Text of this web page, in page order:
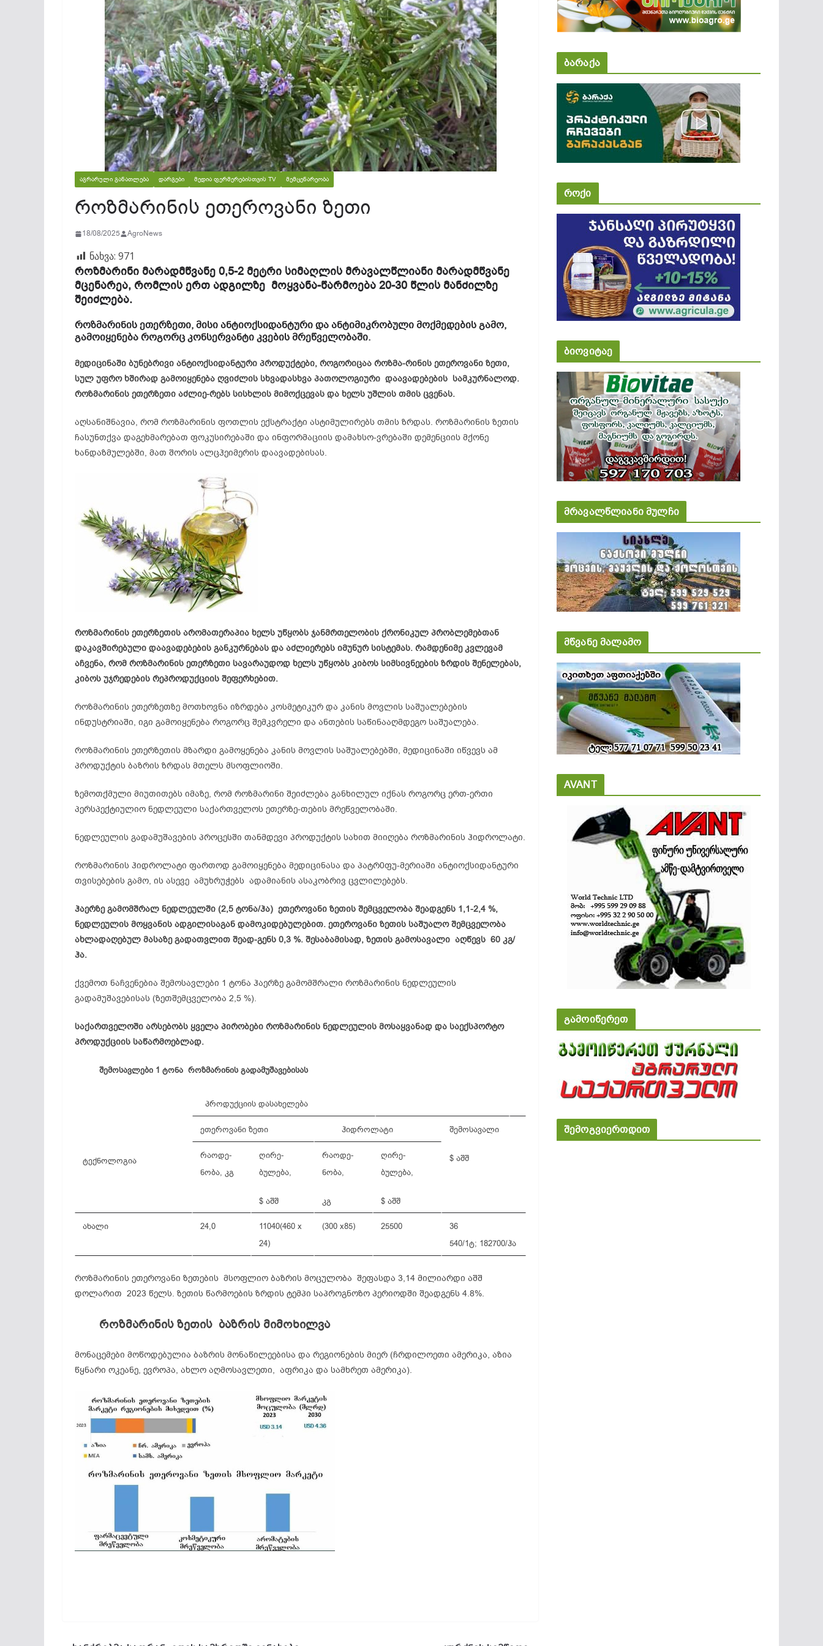
ᲐᲒᲠᲐᲠᲣᲚᲘ ᲒᲐᲜᲐᲗᲚᲔᲑᲐ ᲓᲐᲠᲒᲔᲑᲘ ᲛᲔᲓᲘᲐ ᲤᲔᲠᲛᲔᲠᲔᲑᲘᲡᲗᲕᲘᲡ TV ᲛᲔᲛᲪᲔᲜᲐᲠᲔᲝᲑᲐ
როზმარინის ეთეროვანი ზეთი
18/08/2025 AgroNews
ნახვა: 971
როზმარინი მარადმწვანე 0,5-2 მეტრი სიმაღლის მრავალწლიანი მარადმწვანე
მცენარეა, რომლის ერთ ადგილზე მოყვანა-წარმოება 20-30 წლის მანძილზე
შეიძლება.
როზმარინის ეთერზეთი, მისი ანტიოქსიდანტური და ანტიმიკრობული მოქმედების გამო,
გამოიყენება როგორც კონსერვანტი კვების მრეწველობაში.
მედიცინაში ბუნებრივი ანტიოქსიდანტური პროდუქტები, როგორიცაა როზმა-რინის ეთეროვანი ზეთი,
სულ უფრო ხშირად გამოიყენება ღვიძლის სხვადასხვა პათოლოგიური დაავადებების სამკურნალოდ.
როზმარინის ეთერზეთი აძლიე-რებს სისხლის მიმოქცევას და ხელს უშლის თმის ცვენას.
აღსანიშნავია, რომ როზმარინის ფოთლის ექსტრაქტი ასტიმულირებს თმის ზრდას. როზმარინის ზეთის
ჩასუნთქვა დაგეხმარებათ ფოკუსირებაში და ინფორმაციის დამახსო-ვრებაში დემენციის მქონე
ხანდაზმულებში, მათ შორის ალცჰეიმერის დაავადებისას.
როზმარინის ეთერზეთის არომათერაპია ხელს უწყობს ჯანმრთელობის ქრონიკულ პრობლემებთან
დაკავშირებული დაავადებების განკურნებას და აძლიერებს იმუნურ სისტემას. რამდენიმე კვლევამ
აჩვენა, რომ როზმარინის ეთერზეთი სავარაუდოდ ხელს უწყობს კიბოს სიმსივნეების ზრდის შენელებას,
კიბოს უჯრედების რეპროდუქციის შეფერხებით.
როზმარინის ეთერზეთზე მოთხოვნა იზრდება კოსმეტიკურ და კანის მოვლის საშუალებების
ინდუსტრიაში, იგი გამოიყენება როგორც შემკვრელი და ანთების საწინააღმდეგო საშუალება.
როზმარინის ეთერზეთის მზარდი გამოყენება კანის მოვლის საშუალებებში, მედიცინაში იწვევს ამ
პროდუქტის ბაზრის ზრდას მთელს მსოფლიოში.
ზემოთქმული მიუთითებს იმაზე, რომ როზმარინი შეიძლება განხილულ იქნას როგორც ერთ-ერთი
პერსპექტიულიო ნედლეული საქართველოს ეთერზე-თების მრეწველობაში.
ნედლეულის გადამუშავების პროცესში თანმდევი პროდუქტის სახით მიიღება როზმარინის ჰიდროლატი.
როზმარინის ჰიდროლატი ფართოდ გამოიყენება მედიცინასა და პატრ0ფუ-მერიაში ანტიოქსიდანტური
თვისებების გამო, ის ასევე ამუხრუჭებს ადამიანის ასაკობრივ ცვლილებებს.
ჰაერზე გამომშრალ ნედლეულში (2,5 ტონა/ჰა) ეთეროვანი ზეთის შემცველობა შეადგენს 1,1-2,4 %,
ნედლეულის მოყვანის ადგილისაგან დამოკიდებულებით. ეთეროვანი ზეთის საშუალო შემცველობა
ახლადაღებულ მასაზე გადათვლით შეად-გენს 0,3 %. შესაბამისად, ზეთის გამოსავალი აღწევს 60 კგ/
ჰა.
ქვემოთ ნაჩვენებია შემოსავლები 1 ტონა ჰაერზე გამომშრალი როზმარინის ნედლეულის
გადამუშავებისას (ზეთშემცველობა 2,5 %).
საქართველოში არსებობს ყველა პირობები როზმარინის ნედლეულის მოსაყვანად და საექსპორტო
პროდუქციის საწარმოებლად.
შემოსავლები 1 ტონა როზმარინის გადამუშავებისას
ტექნოლოგია
პროდუქციის დასახელება
ეთეროვანი ზეთი ჰიდროლატი შემოსავალი
$ აშშ
რაოდე-
ნობა, კგ
ღირე-
ბულება,
$ აშშ
რაოდე-
ნობა,
კგ
ღირე-
ბულება,
$ აშშ
ახალი 24,0 11040(460 x
24)
(300 x85) 25500
36
540/1ტ; 182700/ჰა
როზმარინის ეთეროვანი ზეთების მსოფლიო ბაზრის მოცულობა შეფასდა 3,14 მილიარდი აშშ
დოლარით 2023 წელს. ზეთის წარმოების ზრდის ტემპი საპროგნოზო პერიოდში შეადგენს 4.8%.
როზმარინის ზეთის ბაზრის მიმოხილვა
მონაცემები მოწოდებულია ბაზრის მონაწილეებისა და რეგიონების მიერ (ჩრდილოეთი ამერიკა, აზია
წყნარი ოკეანე, ევროპა, ახლო აღმოსავლეთი, აფრიკა და სამხრეთ ამერიკა).
ბარაქა
როქი
ბიოვიტაე
მრავალწლიანი მულჩი
მწვანე მალამო
AVANT
გამოიწერეთ
შემოგვიერთდით